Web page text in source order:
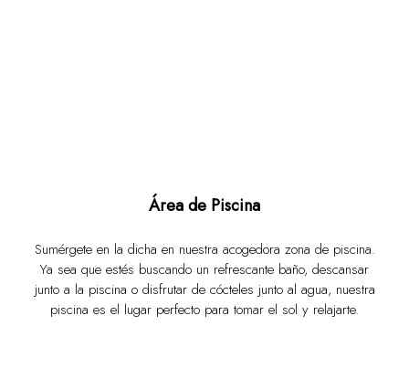
Área de Piscina
Sumérgete en la dicha en nuestra acogedora zona de piscina.
Ya sea que estés buscando un refrescante baño, descansar
junto a la piscina o disfrutar de cócteles junto al agua, nuestra
piscina es el lugar perfecto para tomar el sol y relajarte.